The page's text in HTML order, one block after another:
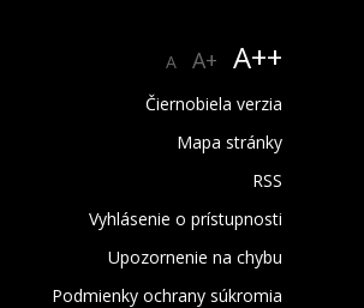
A A+ A++
Čiernobiela verzia
Mapa stránky
RSS
Vyhlásenie o prístupnosti
Upozornenie na chybu
Podmienky ochrany súkromia